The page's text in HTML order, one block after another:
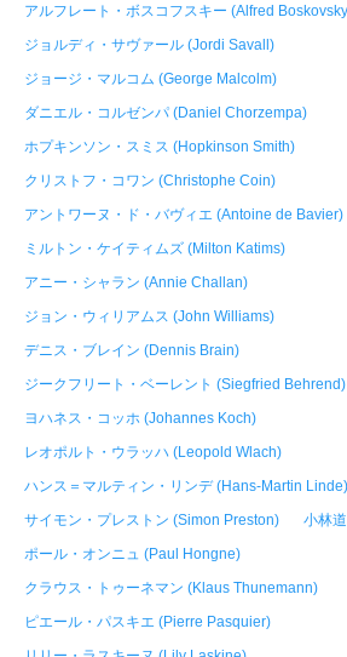
アルフレート・ボスコフスキー (Alfred
ジョルディ・サヴァール (Jordi Savall)
ジョージ・マルコム (George Malcolm)
ダニエル・コルゼンパ (Daniel Chorzempa)
ホプキンソン・スミス (Hopkinson Smith)
クリストフ・コワン (Christophe Coin)
アントワーヌ・ド・バヴィエ (Antoine de Bavier)
ミルトン・ケイティムズ (Milton Katims)
アニー・シャラン (Annie Challan)
ジョン・ウィリアムス (John Williams)
デニス・ブレイン (Dennis Brain)
ジークフリート・ベーレント (Siegfried Behrend)
ヨハネス・コッホ (Johannes Koch)
レオポルト・ウラッハ (Leopold Wlach)
ハンス＝マルティン・リンデ (Hans-Martin Linde)
サイモン・プレストン (Simon Preston)
小林
ポール・オンニュ (Paul Hongne)
クラウス・トゥーネマン (Klaus Thunemann)
ピエール・パスキエ (Pierre Pasquier)